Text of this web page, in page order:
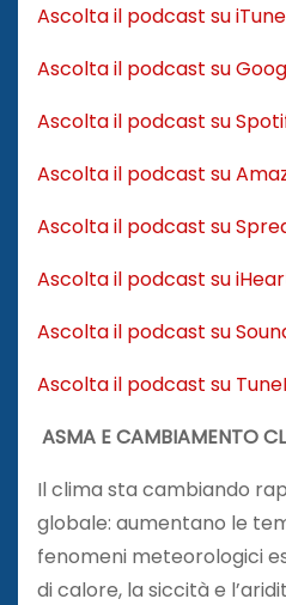
Ascolta il podcast su
Ascolta il podcast su
Ascolta il podcast su
Ascolta il podcast su
Ascolta il podcast su
Ascolta il podcast su
Ascolta il podcast su
Ascolta il podcast su
ASMA E CAMBIAMENTO
Il clima sta cambiando
globale: aumentano le
fenomeni meteorologici
di calore, la siccità e